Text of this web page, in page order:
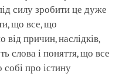
силу зробити це дуже
що все, що
від причин, наслідків,
слова і поняття, що все
про істину